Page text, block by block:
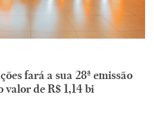
fará a sua 28ª emissão
valor de R$ 1,14 bi